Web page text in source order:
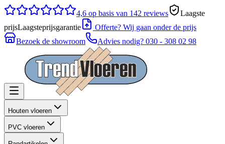
4,6 op basis van 142 reviews
Laagste
prijsLaagsteprijsgarantie
Offerte? Wij gaan onder de prijs
Bezoek de showroom
Advies nodig? 030 - 308 02 98
Houten vloeren
PVC vloeren